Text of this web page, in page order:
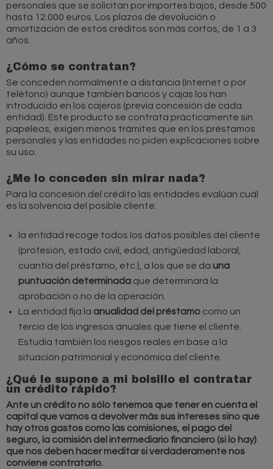
personales que se solicitan por importes bajos, desde 500
hasta 12.000 euros. Los plazos de devolución o
amortización de estos créditos son más cortos, de 1 a 3
años.
¿Cómo se contratan?
Se conceden normalmente a distancia (Internet o por
teléfono) aunque también bancos y cajas los han
introducido en los cajeros (previa concesión de cada
entidad). Este producto se contrata prácticamente sin
papeleos, exigen menos trámites que en los préstamos
personales y las entidades no piden explicaciones sobre
su uso.
¿Me lo conceden sin mirar nada?
Para la concesión del crédito las entidades evalúan cuál
es la solvencia del posible cliente.
la entidad recoge todos los datos posibles del cliente
(profesión, estado civil, edad, antigüedad laboral,
cuantía del préstamo, etc.), a los que se da una
puntuación determinada que determinará la
aprobación o no de la operación.
La entidad fija la anualidad del préstamo como un
tercio de los ingresos anuales que tiene el cliente.
Estudia también los riesgos reales en base a la
situación patrimonial y económica del cliente.
¿Qué le supone a mi bolsillo el contratar
un crédito rápido?
Ante un crédito no sólo tenemos que tener en cuenta el
capital que vamos a devolver más sus intereses sino que
hay otros gastos como las comisiones, el pago del
seguro, la comisión del intermediario financiero (si lo hay)
que nos deben hacer meditar si verdaderamente nos
conviene contratarlo.